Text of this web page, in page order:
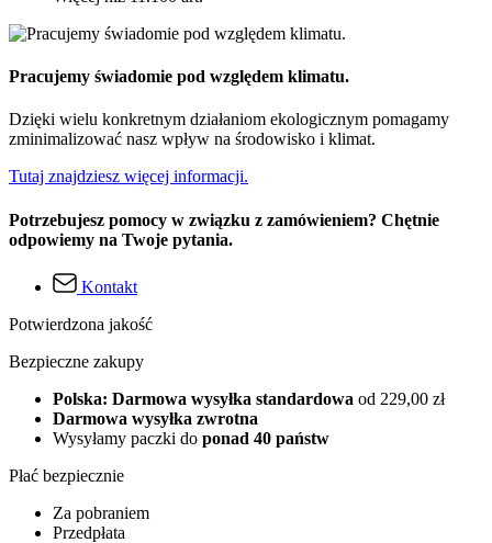
Pracujemy świadomie pod względem klimatu.
Dzięki wielu konkretnym działaniom ekologicznym pomagamy
zminimalizować nasz wpływ na środowisko i klimat.
Tutaj znajdziesz więcej informacji.
Potrzebujesz pomocy w związku z zamówieniem? Chętnie
odpowiemy na Twoje pytania.
Kontakt
Potwierdzona jakość
Bezpieczne zakupy
Polska: Darmowa wysyłka standardowa od 229,00 zł
Darmowa wysyłka zwrotna
Wysyłamy paczki do ponad 40 państw
Płać bezpiecznie
Za pobraniem
Przedpłata